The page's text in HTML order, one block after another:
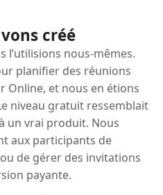
créé
l’utilisions nous-mêmes.
planifier des réunions
Online, et nous en étions
niveau gratuit ressemblait
un vrai produit. Nous
aux participants de
de gérer des invitations
payante.